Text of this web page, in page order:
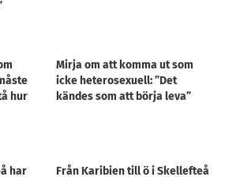
hur
Mirja om att komma ut som
icke heterosexuell: ”Det
kändes som att börja leva”
har
Från Karibien till ö i Skellefteå